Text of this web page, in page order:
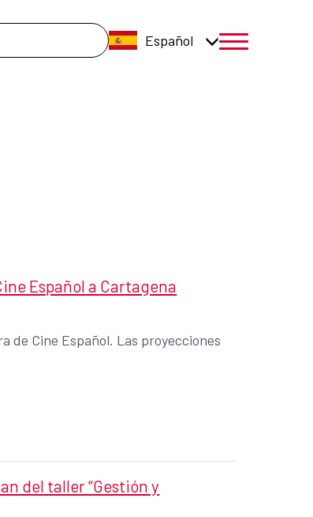
Español
menú móvil
Español a Cartagena
de Cine Español. Las proyecciones
del taller “Gestión y